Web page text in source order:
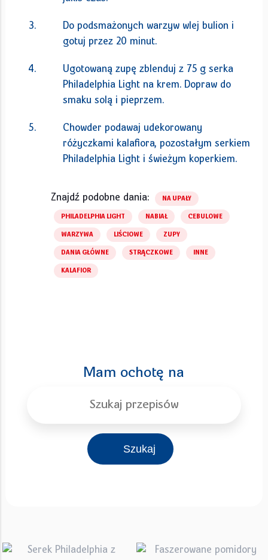
Do podsmażonych warzyw wlej bulion i
gotuj przez 20 minut.
Ugotowaną zupę zblenduj z 75 g serka
Philadelphia Light na krem. Dopraw do
smaku solą i pieprzem.
Chowder podawaj udekorowany
różyczkami kalafiora, pozostałym serkiem
Philadelphia Light i świeżym koperkiem.
Znajdź podobne dania: NA UPAŁY
PHILADELPHIA LIGHT NABIAŁ CEBULOWE
WARZYWA LIŚCIOWE ZUPY
DANIA GŁÓWNE STRĄCZKOWE INNE
KALAFIOR
Mam ochotę na
Szukaj